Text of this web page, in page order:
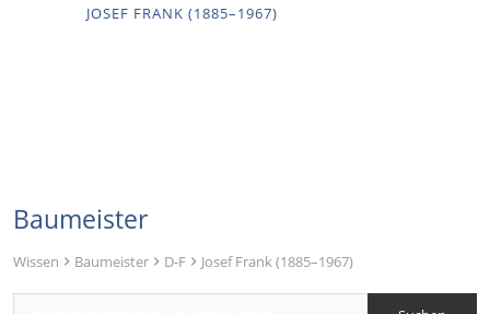
JOSEF FRANK (1885–1967)
Baumeister
Wissen Baumeister D-F Josef Frank (1885–1967)